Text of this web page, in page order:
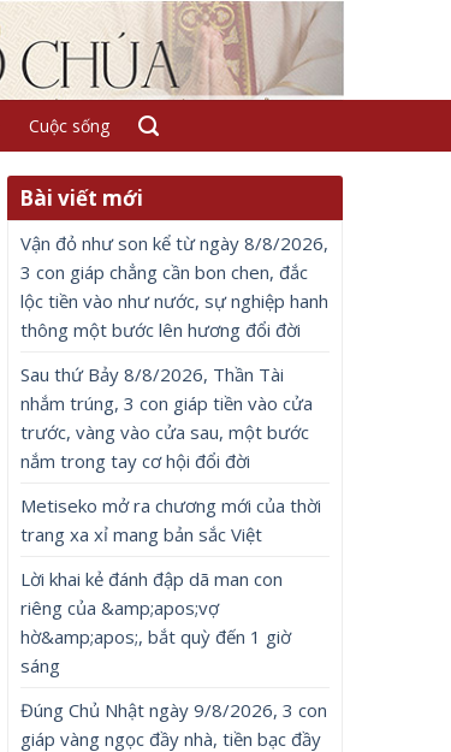
Cuộc sống
Bài viết mới
Vận đỏ như son kể từ ngày 8/8/2026,
3 con giáp chẳng cần bon chen, đắc
lộc tiền vào như nước, sự nghiệp hanh
thông một bước lên hương đổi đời
Sau thứ Bảy 8/8/2026, Thần Tài
nhắm trúng, 3 con giáp tiền vào cửa
trước, vàng vào cửa sau, một bước
nắm trong tay cơ hội đổi đời
Metiseko mở ra chương mới của thời
trang xa xỉ mang bản sắc Việt
Lời khai kẻ đánh đập dã man con
riêng của &amp;apos;vợ
hờ&amp;apos;, bắt quỳ đến 1 giờ
sáng
Đúng Chủ Nhật ngày 9/8/2026, 3 con
giáp vàng ngọc đầy nhà, tiền bạc đầy